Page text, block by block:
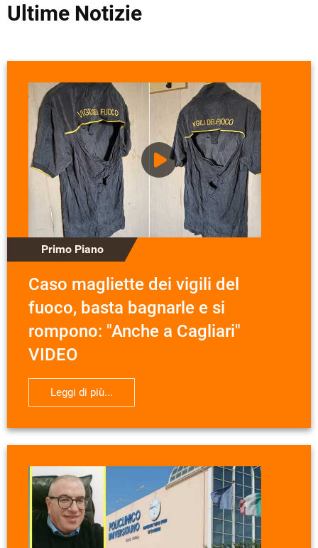
Ultime Notizie
Primo Piano
Caso magliette dei vigili del
fuoco, basta bagnarle e si
rompono: "Anche a Cagliari"
VIDEO
Leggi di più...